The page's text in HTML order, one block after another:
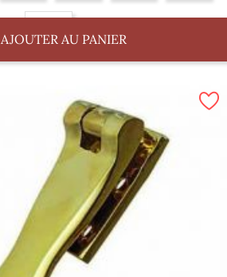
AJOUTER AU PANIER